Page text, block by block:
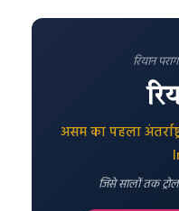
रियान
असम का पहला
जिसे सालों तक